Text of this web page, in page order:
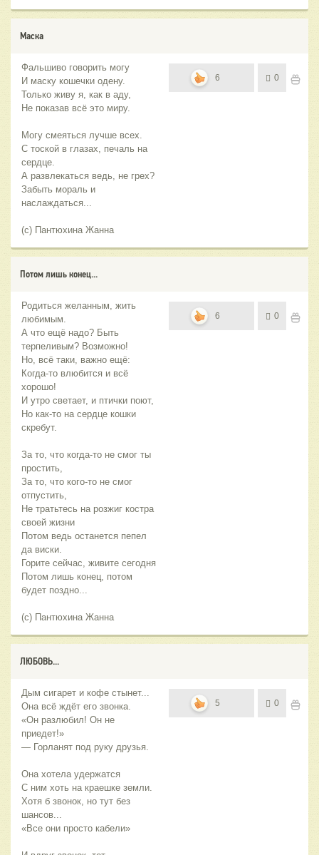
Маска
Фальшиво говорить могу
И маску кошечки одену.
Только живу я, как в аду,
Не показав всё это миру.
Могу смеяться лучше всех.
С тоской в глазах, печаль на
сердце.
А развлекаться ведь, не грех?
Забыть мораль и
наслаждаться...
(с) Пантюхина Жанна
6 0
Потом лишь конец...
Родиться желанным, жить
любимым.
А что ещё надо? Быть
терпеливым? Возможно!
Но, всё таки, важно ещё:
Когда-то влюбится и всё
хорошо!
И утро светает, и птички поют,
Но как-то на сердце кошки
скребут.
За то, что когда-то не смог ты
простить,
За то, что кого-то не смог
отпустить,
Не тратьтесь на розжиг костра
своей жизни
Потом ведь останется пепел
да виски.
Горите сейчас, живите сегодня
Потом лишь конец, потом
будет поздно...
(с) Пантюхина Жанна
6 0
ЛЮБОВЬ...
Дым сигарет и кофе стынет...
Она всё ждёт его звонка.
«Он разлюбил! Он не
приедет!»
— Горланят под руку друзья.
Она хотела удержатся
С ним хоть на краешке земли.
Хотя б звонок, но тут без
шансов...
«Все они просто кабели»
5 0